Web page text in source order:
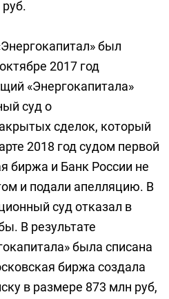
был
2017 год
«Энергокапитала»
суд о
сделок, который
2018 год судом первой
биржа и Банк России не
и подали апелляцию. В
суд отказал в
В результате
была списана
биржа создала
в размере 873 млн руб,